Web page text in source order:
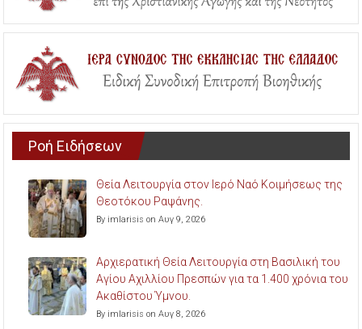
Ροή Ειδήσεων
Θεία Λειτουργία στον Ιερό Ναό Κοιμήσεως της
Θεοτόκου Ραψάνης.
By imlarisis on Αυγ 9, 2026
Αρχιερατική Θεία Λειτουργία στη Βασιλική του
Αγίου Αχιλλίου Πρεσπών για τα 1.400 χρόνια του
Ακαθίστου Ύμνου.
By imlarisis on Αυγ 8, 2026